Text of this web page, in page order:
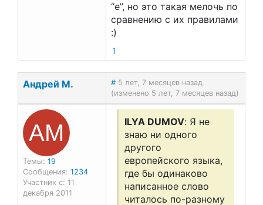
“е”, но это такая мелочь по
сравнению с их правилами
:)
1
Андрей М. # 5 лет, 7 месяцев назад
(изменено 5 лет, 7 месяцев назад)
АМ
Темы: 19
Сообщения: 1234
Участник с: 11
декабря 2011
ILYA DUMOV: Я не
знаю ни одного
другого
европейского языка,
где бы одинаково
написанное слово
читалось по-разному